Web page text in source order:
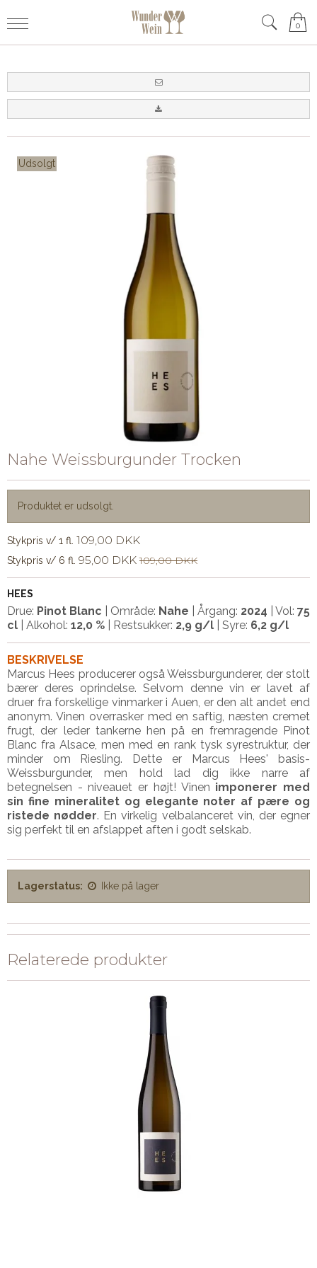
0
Udsolgt
Nahe Weissburgunder Trocken
Produktet er udsolgt.
Stykpris v/ 1 fl. 109,00 DKK
Stykpris v/ 6 fl. 95,00 DKK 109,00 DKK
HEES
Drue: Pinot Blanc | Område: Nahe | Årgang: 2024 | Vol: 75
cl
| Alkohol: 12,0 % | Restsukker: 2,9 g/l | Syre: 6,2 g/l
BESKRIVELSE
Marcus Hees producerer også Weissburgunderer, der stolt
bærer deres oprindelse. Selvom denne vin er lavet af
druer fra forskellige vinmarker i Auen, er den alt andet end
anonym. Vinen overrasker med en saftig, næsten cremet
frugt, der leder tankerne hen på en fremragende Pinot
Blanc fra Alsace, men med en rank tysk syrestruktur, der
minder om Riesling. Dette er Marcus Hees' basis-
Weissburgunder, men hold lad dig ikke narre af
betegnelsen - niveauet er højt! Vinen imponerer med
sin fine mineralitet og elegante noter af pære og
ristede nødder. En virkelig velbalanceret vin, der egner
sig perfekt til en afslappet aften i godt selskab.
Lagerstatus: Ikke på lager
Relaterede produkter